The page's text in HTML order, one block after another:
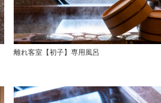
離れ客室【初子】専用風呂